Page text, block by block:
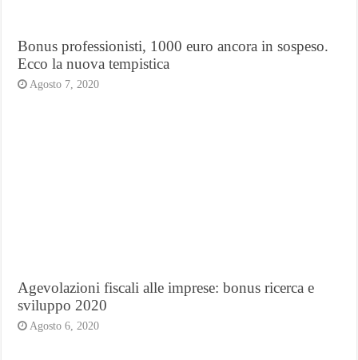
Bonus professionisti, 1000 euro ancora in sospeso.
Ecco la nuova tempistica
Agosto 7, 2020
Agevolazioni fiscali alle imprese: bonus ricerca e
sviluppo 2020
Agosto 6, 2020